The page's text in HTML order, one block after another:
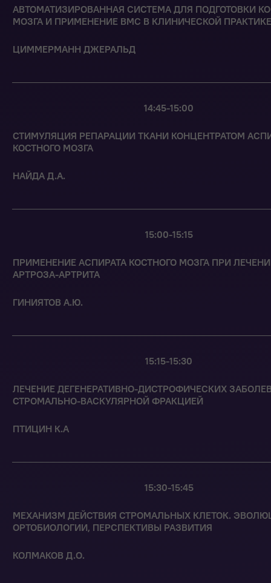
АВТОМАТИЗИРОВАННАЯ СИСТЕМА ДЛЯ ПОДГОТОВКИ
МОЗГА И ПРИМЕНЕНИЕ BMC В КЛИНИЧЕСКОЙ ПРАКТИКЕ
ЦИММЕРМАНН ДЖЕРАЛЬД
14:45-15:00
СТИМУЛЯЦИЯ РЕПАРАЦИИ ТКАНИ КОНЦЕНТРАТОМ
КОСТНОГО МОЗГА
НАЙДА Д.А.
15:00-15:15
ПРИМЕНЕНИЕ АСПИРАТА КОСТНОГО МОЗГА ПРИ
АРТРОЗА-АРТРИТА
ГИНИЯТОВ А.Ю.
15:15-15:30
ЛЕЧЕНИЕ ДЕГЕНЕРАТИВНО-ДИСТРОФИЧЕСКИХ
СТРОМАЛЬНО-ВАСКУЛЯРНОЙ ФРАКЦИЕЙ
ПТИЦИН К.А
15:30-15:45
МЕХАНИЗМ ДЕЙСТВИЯ СТРОМАЛЬНЫХ КЛЕТОК.
ОРТОБИОЛОГИИ, ПЕРСПЕКТИВЫ РАЗВИТИЯ
КОЛМАКОВ Д.О.